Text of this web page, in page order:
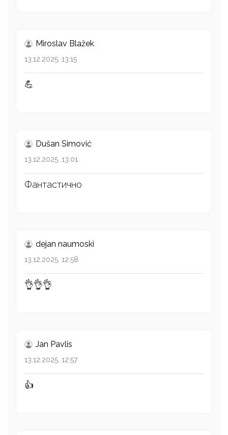
Miroslav Blažek
13.12.2025. 13:15
💪
Dušan Simović
13.12.2025. 13:01
Фантастично
dejan naumoski
13.12.2025. 12:58
👌👌👌
Jan Pavlis
13.12.2025. 12:57
👍